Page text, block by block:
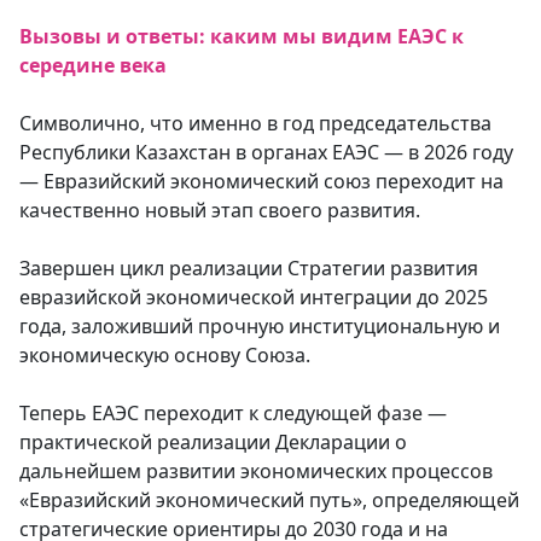
Вызовы и ответы: каким мы видим ЕАЭС к
середине века
Символично, что именно в год председательства
Республики Казахстан в органах ЕАЭС — в 2026 году
— Евразийский экономический союз переходит на
качественно новый этап своего развития.
Завершен цикл реализации Стратегии развития
евразийской экономической интеграции до 2025
года, заложивший прочную институциональную и
экономическую основу Союза.
Теперь ЕАЭС переходит к следующей фазе —
практической реализации Декларации о
дальнейшем развитии экономических процессов
«Евразийский экономический путь», определяющей
стратегические ориентиры до 2030 года и на